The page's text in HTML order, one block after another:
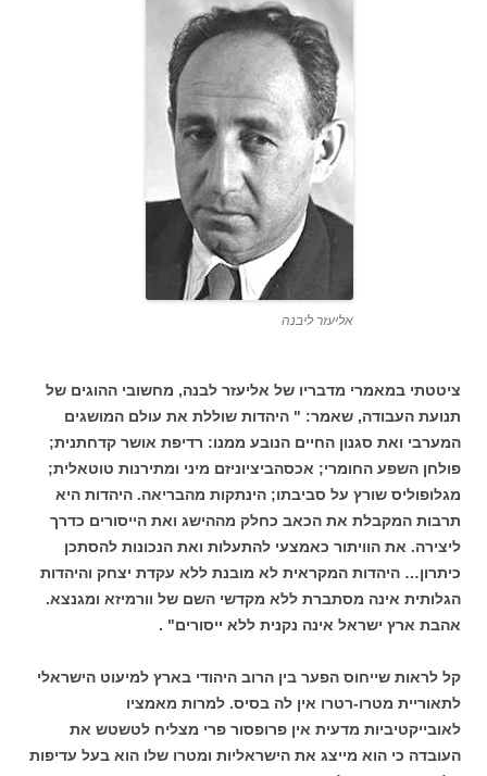
אליעזר ליבנה
ציטטתי במאמרי מדבריו של אליעזר לבנה, מחשובי ההוגים של
תנועת העבודה, שאמר: " היהדות שוללת את עולם המושגים
המערבי ואת סגנון החיים הנובע ממנו: רדיפת אושר קדחתנית;
פולחן השפע החומרי; אכסהביציוניזם מיני ומתירנות טוטאלית;
מגלופוליס שורץ על סביבתו; הינתקות מהבריאה. היהדות היא
תרבות המקבלת את הכאב כחלק מההישג ואת הייסורים כדרך
ליצירה. את הוויתור כאמצעי להתעלות ואת הנכונות להסתכן
כיתרון… היהדות המקראית לא מובנת ללא עקדת יצחק והיהדות
הגלותית אינה מסתברת ללא מקדשי השם של וורמיזא ומגנצא.
אהבת ארץ ישראל אינה נקנית ללא ייסורים" .
קל לראות שייחוס הפער בין הרוב היהודי בארץ למיעוט הישראלי
לתאוריית מטרו-רטרו אין לה בסיס. למרות מאמציו
לאובייקטיביות מדעית אין פרופסור פרי מצליח לטשטש את
העובדה כי הוא מייצג את הישראליות ומטרו שלו הוא בעל עדיפות